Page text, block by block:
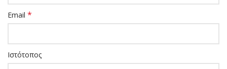
Email *
Ιστότοπος